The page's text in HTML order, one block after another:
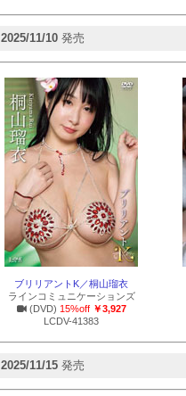
2025/11/10 発売
ブリリアントK／桐山瑠衣
ラインコミュニケーションズ
(DVD) 15%off ￥3,927
LCDV-41383
2025/11/15 発売